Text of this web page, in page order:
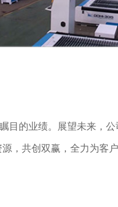
的业绩。展望未来，
，共创双赢，全力为客